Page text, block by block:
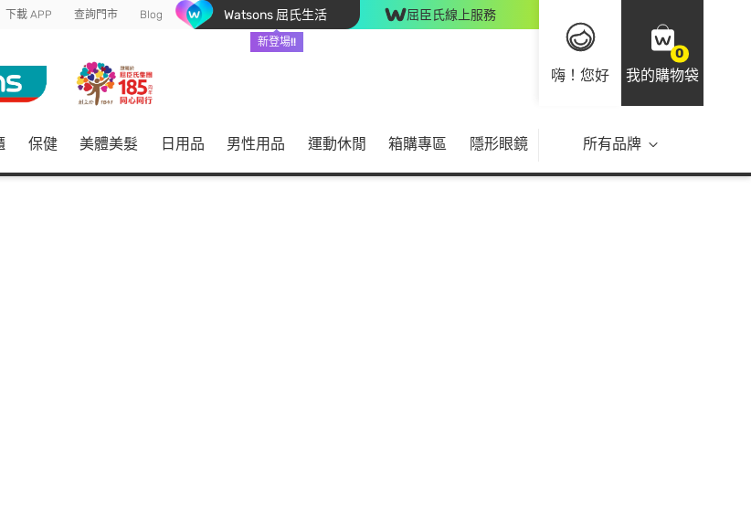
下載 APP 查詢門市 Blog Watsons 屈氏生活
新登場!!
屈臣氏線上服務
嗨！您好
0
我的購物袋
保健 美體美髮 日用品 男性用品 運動休閒 箱購專區 隱形眼鏡 所有品牌